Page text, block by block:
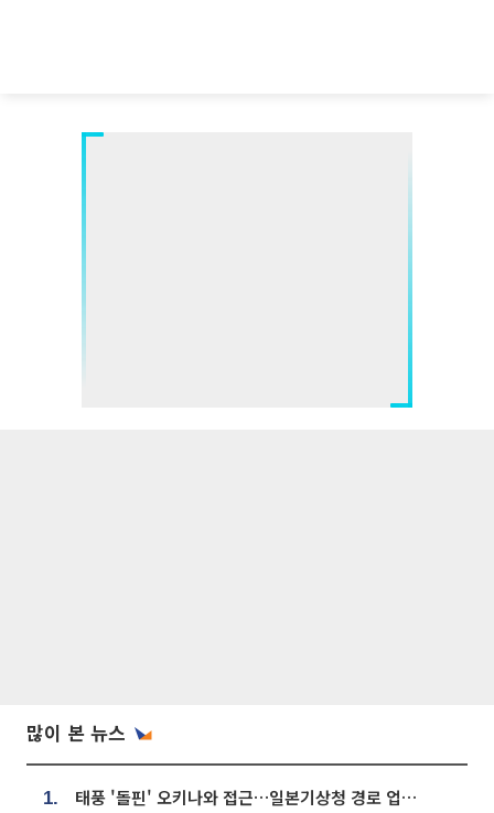
많이 본 뉴스
1. 태풍 '돌핀' 오키나와 접근…일본기상청 경로 업데이트